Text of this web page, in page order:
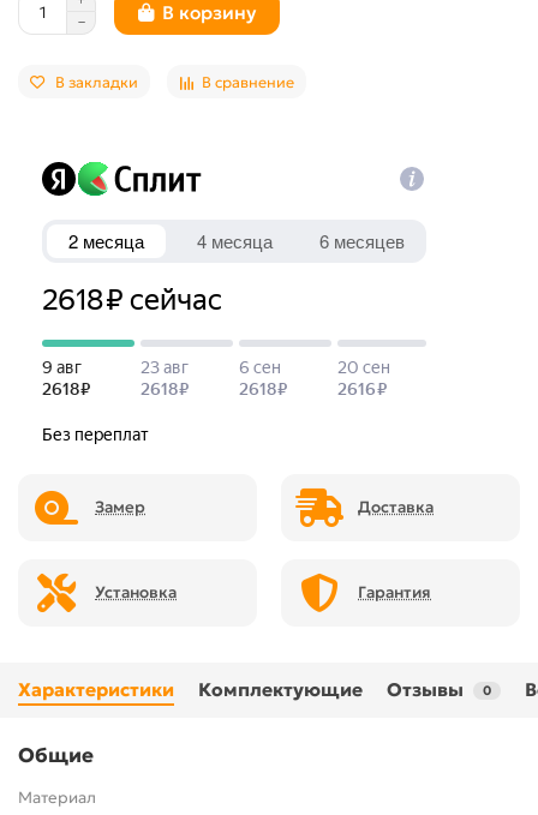
В корзину
В закладки В сравнение
Замер Доставка
Установка Гарантия
Характеристики Комплектующие Отзывы 0
Общие
Материал